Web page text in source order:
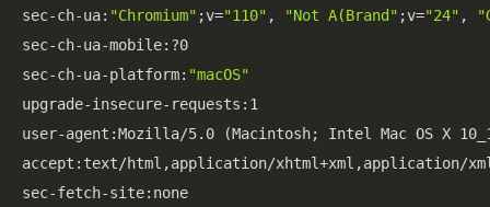
sec-ch-ua: "Chromium" ;v="110" , "Not A(Brand" ;v="24" ,
sec-ch-ua-mobile:?0
sec-ch-ua-platform: "macOS"
upgrade-insecure-requests:1
user-agent:Mozilla/5.0 (Macintosh; Intel Mac OS X
accept:text/html,application/xhtml+xml,application/
sec-fetch-site:none